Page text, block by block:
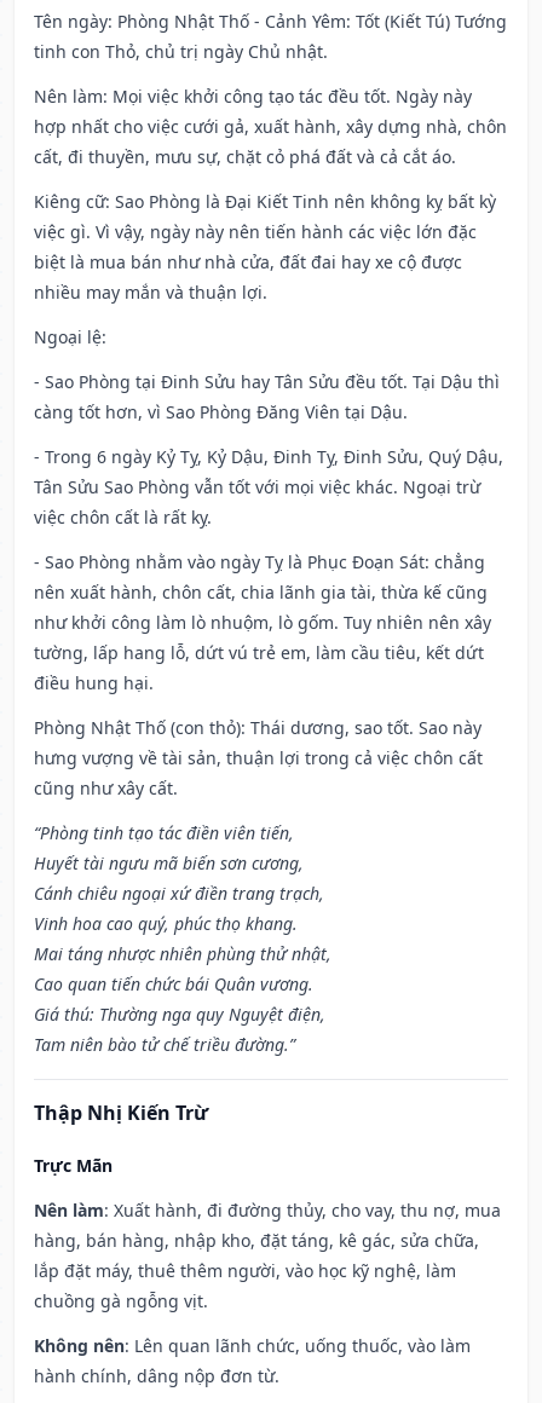
Tên ngày: Phòng Nhật Thố - Cảnh Yêm: Tốt (Kiết Tú) Tướng
tinh con Thỏ, chủ trị ngày Chủ nhật.
Nên làm: Mọi việc khởi công tạo tác đều tốt. Ngày này
hợp nhất cho việc cưới gả, xuất hành, xây dựng nhà, chôn
cất, đi thuyền, mưu sự, chặt cỏ phá đất và cả cắt áo.
Kiêng cữ: Sao Phòng là Đại Kiết Tinh nên không kỵ bất kỳ
việc gì. Vì vậy, ngày này nên tiến hành các việc lớn đặc
biệt là mua bán như nhà cửa, đất đai hay xe cộ được
nhiều may mắn và thuận lợi.
Ngoại lệ:
- Sao Phòng tại Đinh Sửu hay Tân Sửu đều tốt. Tại Dậu thì
càng tốt hơn, vì Sao Phòng Đăng Viên tại Dậu.
- Trong 6 ngày Kỷ Tỵ, Kỷ Dậu, Đinh Tỵ, Đinh Sửu, Quý Dậu,
Tân Sửu Sao Phòng vẫn tốt với mọi việc khác. Ngoại trừ
việc chôn cất là rất kỵ.
- Sao Phòng nhằm vào ngày Tỵ là Phục Đoạn Sát: chẳng
nên xuất hành, chôn cất, chia lãnh gia tài, thừa kế cũng
như khởi công làm lò nhuộm, lò gốm. Tuy nhiên nên xây
tường, lấp hang lỗ, dứt vú trẻ em, làm cầu tiêu, kết dứt
điều hung hại.
Phòng Nhật Thố (con thỏ): Thái dương, sao tốt. Sao này
hưng vượng về tài sản, thuận lợi trong cả việc chôn cất
cũng như xây cất.
“Phòng tinh tạo tác điền viên tiến,
Huyết tài ngưu mã biến sơn cương,
Cánh chiêu ngoại xứ điền trang trạch,
Vinh hoa cao quý, phúc thọ khang.
Mai táng nhược nhiên phùng thử nhật,
Cao quan tiến chức bái Quân vương.
Giá thú: Thường nga quy Nguyệt điện,
Tam niên bào tử chế triều đường.”
Thập Nhị Kiến Trừ
Trực Mãn
Nên làm: Xuất hành, đi đường thủy, cho vay, thu nợ, mua
hàng, bán hàng, nhập kho, đặt táng, kê gác, sửa chữa,
lắp đặt máy, thuê thêm người, vào học kỹ nghệ, làm
chuồng gà ngỗng vịt.
Không nên: Lên quan lãnh chức, uống thuốc, vào làm
hành chính, dâng nộp đơn từ.